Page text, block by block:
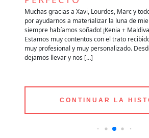
Muchas gracias a Xavi, Lourdes, Marc y
por ayudarnos a materializar la luna de
siempre habíamos soñado! ¡Kenia +
Estamos muy contentos con el trato
muy profesional y muy personalizado.
dejamos llevar y nos […]
CONTINUAR LA